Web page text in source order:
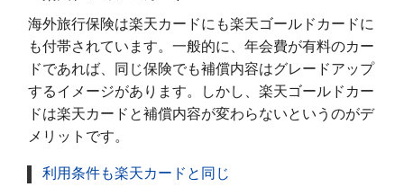
海外旅行保険は楽天カードにも楽天ゴールドカードに
も付帯されています。一般的に、年会費が有料のカー
ドであれば、同じ保険でも補償内容はグレードアップ
するイメージがあります。しかし、楽天ゴールドカー
ドは楽天カードと補償内容が変わらないというのがデ
メリットです。
利用条件も楽天カードと同じ